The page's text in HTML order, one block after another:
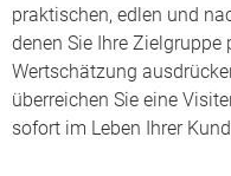
praktischen, edlen und
denen Sie Ihre
Wertschätzung
überreichen Sie eine
sofort im Leben Ihrer